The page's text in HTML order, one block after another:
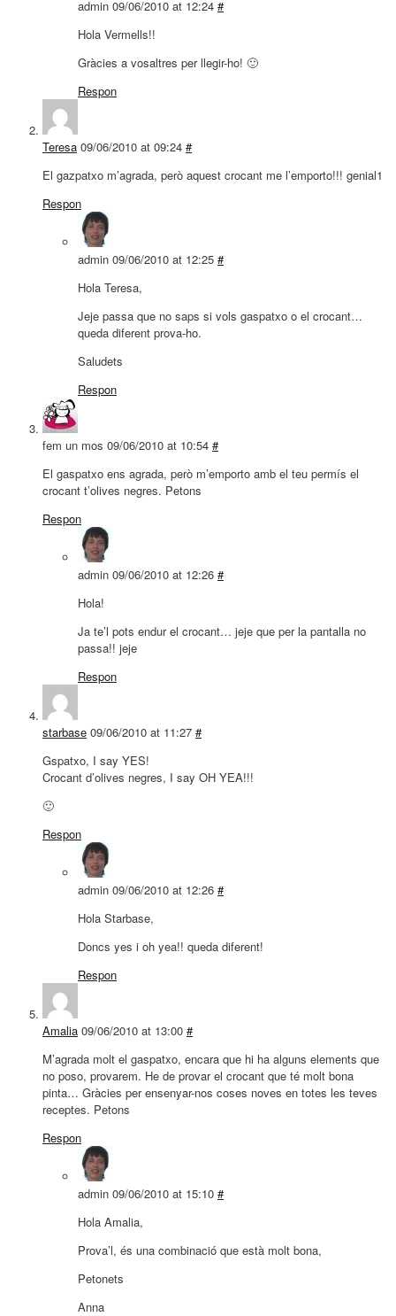
admin 09/06/2010 at 12:24 #
Hola Vermells!!
Gràcies a vosaltres per llegir-ho! 🙂
Respon
Teresa 09/06/2010 at 09:24 #
El gazpatxo m’agrada, però aquest crocant me l’emporto!!! genial1
Respon
admin 09/06/2010 at 12:25 #
Hola Teresa,
Jeje passa que no saps si vols gaspatxo o el crocant…
queda diferent prova-ho.
Saludets
Respon
fem un mos 09/06/2010 at 10:54 #
El gaspatxo ens agrada, però m’emporto amb el teu permís el
crocant t’olives negres. Petons
Respon
admin 09/06/2010 at 12:26 #
Hola!
Ja te’l pots endur el crocant… jeje que per la pantalla no
passa!! jeje
Respon
starbase 09/06/2010 at 11:27 #
Gspatxo, I say YES!
Crocant d’olives negres, I say OH YEA!!!
🙂
Respon
admin 09/06/2010 at 12:26 #
Hola Starbase,
Doncs yes i oh yea!! queda diferent!
Respon
Amalia 09/06/2010 at 13:00 #
M’agrada molt el gaspatxo, encara que hi ha alguns elements que
no poso, provarem. He de provar el crocant que té molt bona
pinta… Gràcies per ensenyar-nos coses noves en totes les teves
receptes. Petons
Respon
admin 09/06/2010 at 15:10 #
Hola Amalia,
Prova’l, és una combinació que està molt bona,
Petonets
Anna